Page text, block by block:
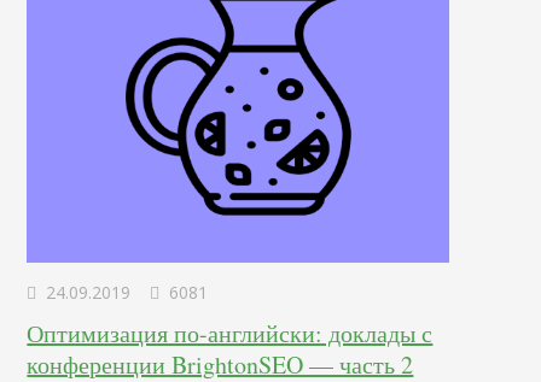
24.09.2019 6081
Оптимизация по-английски: доклады с
конференции BrightonSEO — часть 2